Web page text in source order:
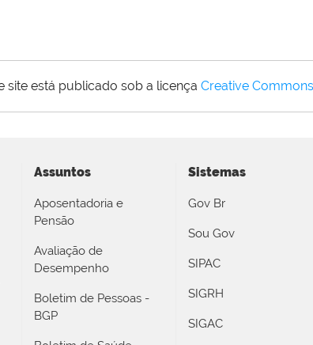
site está publicado sob a licença Creative
Assuntos
Aposentadoria e
Pensão
Avaliação de
Desempenho
Boletim de Pessoas -
BGP
Sistemas
Gov Br
Sou Gov
SIPAC
SIGRH
SIGAC